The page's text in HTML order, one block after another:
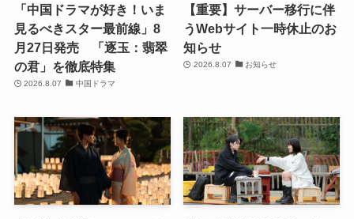
「中国ドラマが好き！いま
見るべきスター最前線」8
月27日発売 「逐玉：翡翠
の君」を徹底特集
2026.8.07 中国ドラマ
【重要】サーバー移行に伴
うWebサイト一時休止のお
知らせ
2026.8.07 お知らせ